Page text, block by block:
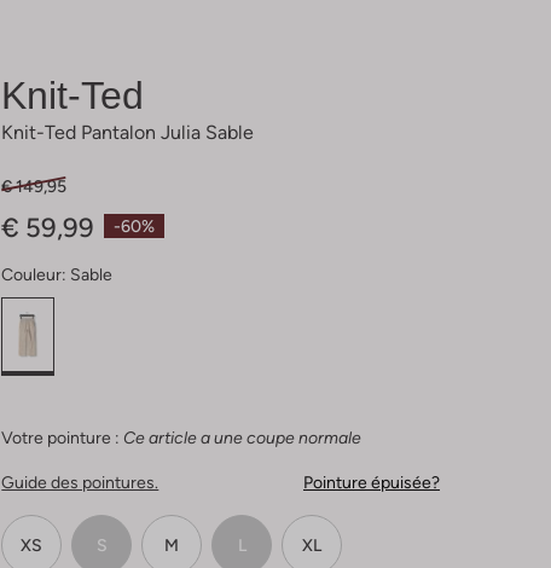
Knit-Ted
Knit-Ted Pantalon Julia Sable
-60%
€ 149,95
€ 59,99
Couleur: Sable
Votre pointure : Ce article a une coupe normale
Guide des pointures. Pointure épuisée?
XS S M L XL